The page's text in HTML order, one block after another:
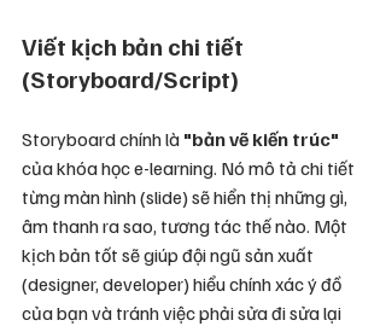
Viết kịch bản chi tiết
(Storyboard/Script)
Storyboard chính là "bản vẽ kiến trúc"
của khóa học e-learning. Nó mô tả chi tiết
từng màn hình (slide) sẽ hiển thị những gì,
âm thanh ra sao, tương tác thế nào. Một
kịch bản tốt sẽ giúp đội ngũ sản xuất
(designer, developer) hiểu chính xác ý đồ
của bạn và tránh việc phải sửa đi sửa lại